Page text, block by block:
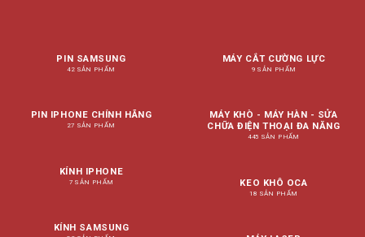
PIN SAMSUNG
42 SẢN PHẨM
PIN IPHONE CHÍNH HÃNG
27 SẢN PHẨM
KÍNH IPHONE
7 SẢN PHẨM
KÍNH SAMSUNG
MÁY CẮT CƯỜNG LỰC
9 SẢN PHẨM
MÁY KHÒ - MÁY HÀN - SỬA
CHỮA ĐIỆN THOẠI ĐA NĂNG
445 SẢN PHẨM
KEO KHÔ OCA
18 SẢN PHẨM